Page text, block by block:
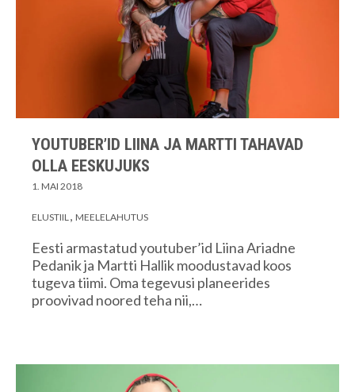
YOUTUBER’ID LIINA JA MARTTI TAHAVAD
OLLA EESKUJUKS
1. MAI 2018
ELUSTIIL MEELELAHUTUS
Eesti armastatud youtuber’id Liina Ariadne
Pedanik ja Martti Hallik moodustavad koos
tugeva tiimi. Oma tegevusi planeerides
proovivad noored teha nii,…